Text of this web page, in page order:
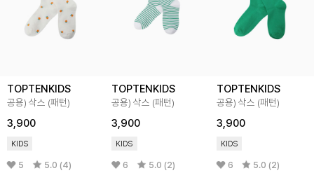
TOPTENKIDS
공용) 삭스 (패턴)
3,900
KIDS
5 5.0 (4)
TOPTENKIDS
공용) 삭스 (패턴)
3,900
KIDS
6 5.0 (2)
TOPTENKIDS
공용) 삭스 (패턴)
3,900
KIDS
6 5.0 (2)